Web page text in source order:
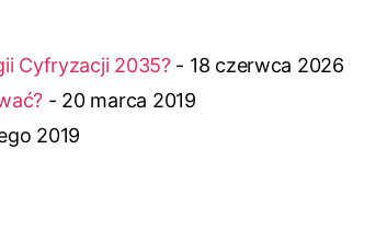
Cyfryzacji 2035?- 18 czerwca 2026
- 20 marca 2019
2019